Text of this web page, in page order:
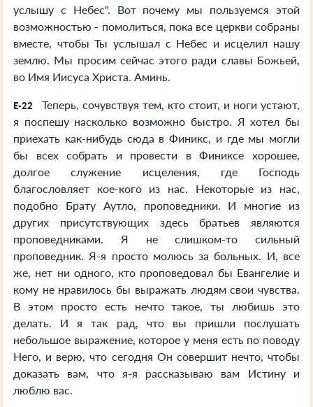
услышу с Небес". Вот почему мы пользуемся этой
возможностью - помолиться, пока все церкви собраны
вместе, чтобы Ты услышал с Небес и исцелил нашу
землю. Мы просим сейчас этого ради славы Божьей,
во Имя Иисуса Христа. Аминь.
E-22
Теперь, сочувствуя тем, кто стоит, и ноги устают,
я поспешу насколько возможно быстро. Я хотел бы
приехать как-нибудь сюда в Финикс, и где мы могли
бы всех собрать и провести в Финиксе хорошее,
долгое служение исцеления, где Господь
благословляет кое-кого из нас. Некоторые из нас,
подобно Брату Аутло, проповедники. И многие из
других присутствующих здесь братьев являются
проповедниками. Я не слишком-то сильный
проповедник. Я-я просто молюсь за больных. И, все
же, нет ни одного, кто проповедовал бы Евангелие и
кому не нравилось бы выражать людям свои чувства.
В этом просто есть нечто такое, ты любишь это
делать. И я так рад, что вы пришли послушать
небольшое выражение, которое у меня есть по поводу
Него, и верю, что сегодня Он совершит нечто, чтобы
доказать вам, что я-я рассказываю вам Истину и
люблю вас.